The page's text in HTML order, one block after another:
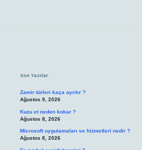
Son Yazılar
Zamir türleri kaça ayrılır ?
Ağustos 9, 2026
Kuzu et neden kokar ?
Ağustos 8, 2026
Microsoft uygulamaları ve hizmetleri nedir ?
Ağustos 8, 2026